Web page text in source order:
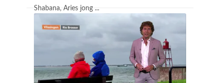
Shabana, Aries jong ...